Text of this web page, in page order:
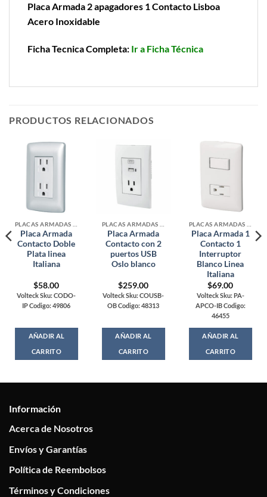
Placa Armada 2 apagadores 1 Contacto Lisboa
Acero Inoxidable
Ficha Tecnica Completa: Ir a Ficha Técnica
PRODUCTOS RELACIONADOS
Placa Armada
Contacto Doble
Plata linea
Italiana
$58.00
Volteck Sku: CODO-
IP Codigo: 49806
AÑADIR AL
CARRITO
Placa Armada
Contacto con 2
puertos USB
Oslo blanco
$259.00
Volteck Sku: COUSB-
OB Codigo: 48313
AÑADIR AL
CARRITO
Placa Armada 1
Contacto 1
Interruptor
Blanco Linea
Italiana
$69.00
Volteck Sku: PA-
APCO-IB Codigo:
46455
AÑADIR AL
CARRITO
Información
Acerca de Nosotros
Envíos y Garantías
Política de Reembolsos
Términos y Condiciones